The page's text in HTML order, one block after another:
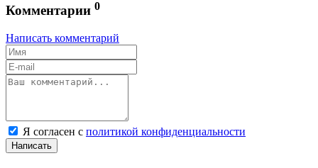
Комментарии 0
Написать комментарий
Я согласен с политикой конфиденциальности
Написать